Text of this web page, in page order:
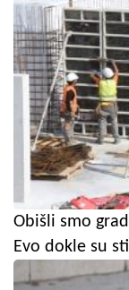
Obišli smo
Evo dokle su